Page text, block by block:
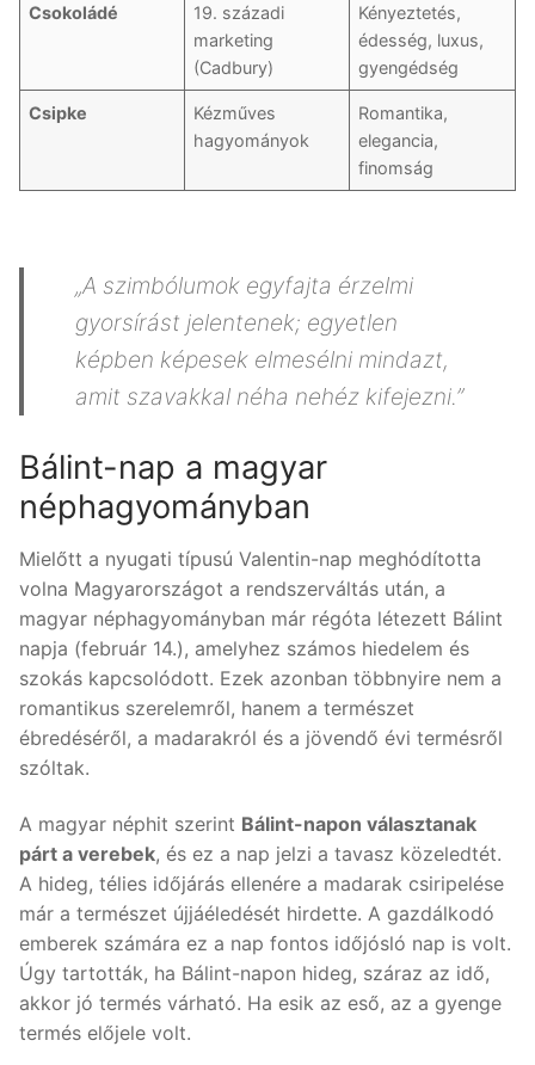
Csokoládé
19. századi
marketing
(Cadbury)
Kényeztetés,
édesség, luxus,
gyengédség
Csipke
Kézműves
hagyományok
Romantika,
elegancia,
finomság
„A szimbólumok egyfajta érzelmi
gyorsírást jelentenek; egyetlen
képben képesek elmesélni mindazt,
amit szavakkal néha nehéz kifejezni.”
Bálint-nap a magyar
néphagyományban
Mielőtt a nyugati típusú Valentin-nap meghódította
volna Magyarországot a rendszerváltás után, a
magyar néphagyományban már régóta létezett Bálint
napja (február 14.), amelyhez számos hiedelem és
szokás kapcsolódott. Ezek azonban többnyire nem a
romantikus szerelemről, hanem a természet
ébredéséről, a madarakról és a jövendő évi termésről
szóltak.
A magyar néphit szerint Bálint-napon választanak
párt a verebek, és ez a nap jelzi a tavasz közeledtét.
A hideg, télies időjárás ellenére a madarak csiripelése
már a természet újjáéledését hirdette. A gazdálkodó
emberek számára ez a nap fontos időjósló nap is volt.
Úgy tartották, ha Bálint-napon hideg, száraz az idő,
akkor jó termés várható. Ha esik az eső, az a gyenge
termés előjele volt.